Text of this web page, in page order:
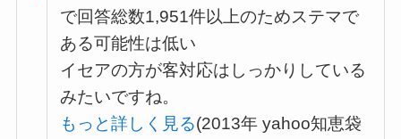
で回答総数1,951件以上のためステマで
ある可能性は低い
イセアの方が客対応はしっかりしている
みたいですね。
もっと詳しく見る(2013年 yahoo知恵袋